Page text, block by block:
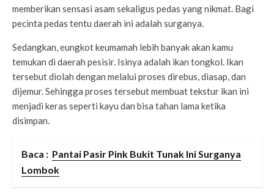
memberikan sensasi asam sekaligus pedas yang nikmat. Bagi
pecinta pedas tentu daerah ini adalah surganya.
Sedangkan, eungkot keumamah lebih banyak akan kamu
temukan di daerah pesisir. Isinya adalah ikan tongkol. Ikan
tersebut diolah dengan melalui proses direbus, diasap, dan
dijemur. Sehingga proses tersebut membuat tekstur ikan ini
menjadi keras seperti kayu dan bisa tahan lama ketika
disimpan.
Baca : Pantai Pasir Pink Bukit Tunak Ini Surganya
Lombok